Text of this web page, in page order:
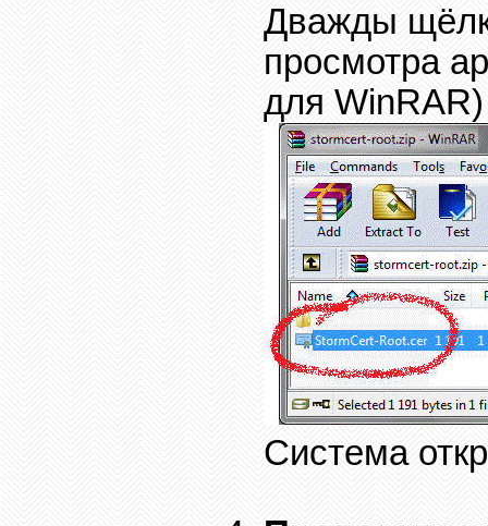
Дважды
просмотра
для WinRAR)
Система